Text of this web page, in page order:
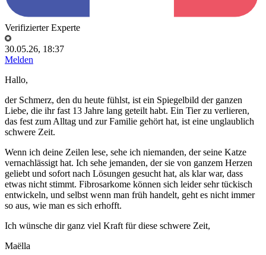
Verifizierter Experte
30.05.26, 18:37
Melden
Hallo,
der Schmerz, den du heute fühlst, ist ein Spiegelbild der ganzen
Liebe, die ihr fast 13 Jahre lang geteilt habt. Ein Tier zu verlieren,
das fest zum Alltag und zur Familie gehört hat, ist eine unglaublich
schwere Zeit.
Wenn ich deine Zeilen lese, sehe ich niemanden, der seine Katze
vernachlässigt hat. Ich sehe jemanden, der sie von ganzem Herzen
geliebt und sofort nach Lösungen gesucht hat, als klar war, dass
etwas nicht stimmt. Fibrosarkome können sich leider sehr tückisch
entwickeln, und selbst wenn man früh handelt, geht es nicht immer
so aus, wie man es sich erhofft.
Ich wünsche dir ganz viel Kraft für diese schwere Zeit,
Maëlla